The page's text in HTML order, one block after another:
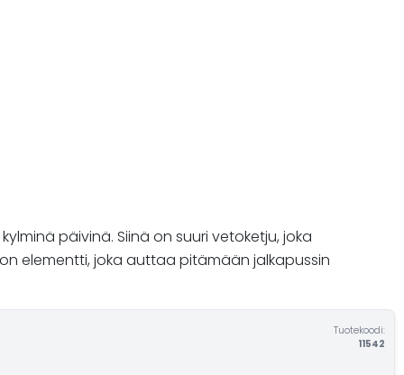
päivinä. Siinä on suuri vetoketju, joka
elementti, joka auttaa pitämään jalkapussin
Tuotekoodi:
11542